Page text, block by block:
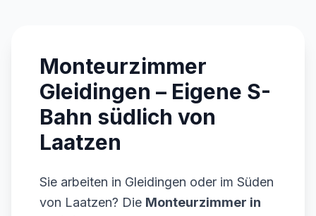
Monteurzimmer
Gleidingen – Eigene S-
Bahn südlich von
Laatzen
Sie arbeiten in Gleidingen oder im Süden
von Laatzen? Die Monteurzimmer in